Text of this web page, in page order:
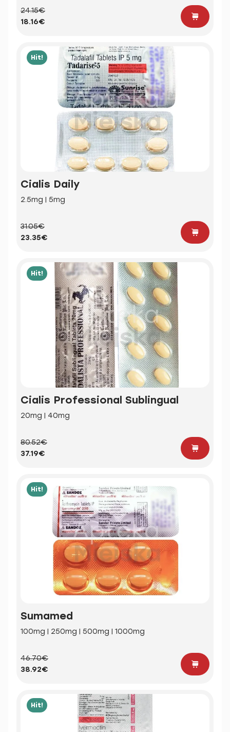
24.15€
18.16€
Hit!
Cialis Daily
2.5mg | 5mg
31.05€
23.35€
Hit!
Cialis Professional Sublingual
20mg | 40mg
80.52€
37.19€
Hit!
Sumamed
100mg | 250mg | 500mg | 1000mg
46.70€
38.92€
Hit!